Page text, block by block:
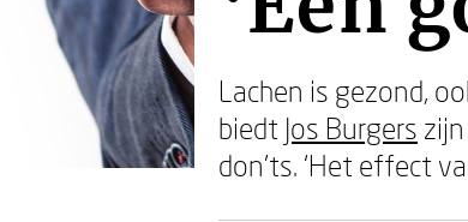
Lachen is gezond,
biedt Jos Burgers
don'ts. ‘Het effect